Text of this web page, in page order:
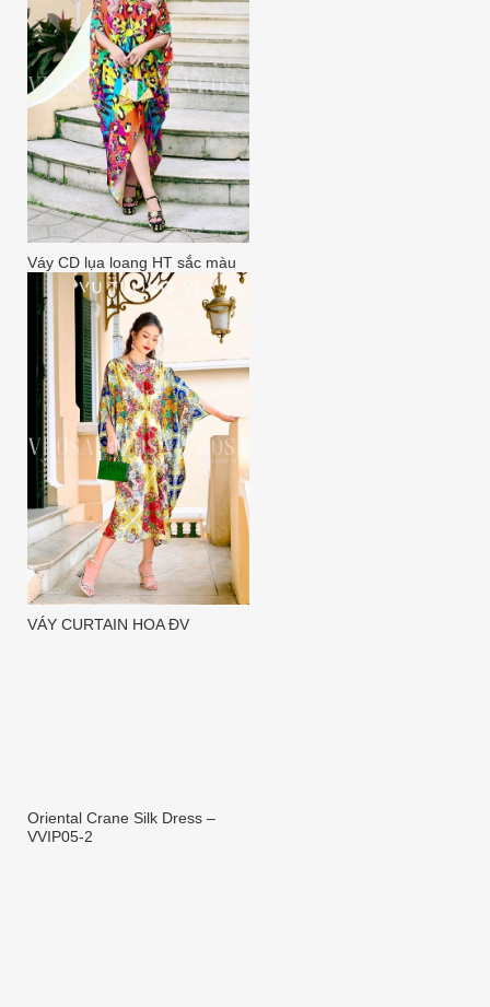
Váy CD lụa loang HT sắc màu
VÁY CURTAIN HOA ĐV
Oriental Crane Silk Dress –
VVIP05-2